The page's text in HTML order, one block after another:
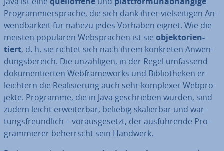
Pro­gram­mier­spra­che, die sich dank ihrer viel­sei­ti­gen An­
wend­bar­keit für nahezu jedes Vorhaben eignet. Wie die
meisten populären Web­spra­chen ist sie ob­jekt­ori­en­
tiert, d. h. sie richtet sich nach ihrem konkreten An­wen­
dungs­be­reich. Die un­zäh­li­gen, in der Regel umfassend
do­ku­men­tier­ten Web­frame­works und Bi­blio­the­ken er­
leich­tern die Rea­li­sie­rung auch sehr komplexer Web­pro­
jek­te. Programme, die in Java ge­schrie­ben wurden, sind
zudem leicht er­wei­ter­bar, beliebig ska­lier­bar und war­
tungs­freund­lich – vor­aus­ge­setzt, der aus­füh­ren­de Pro­
gram­mie­rer be­herrscht sein Handwerk.